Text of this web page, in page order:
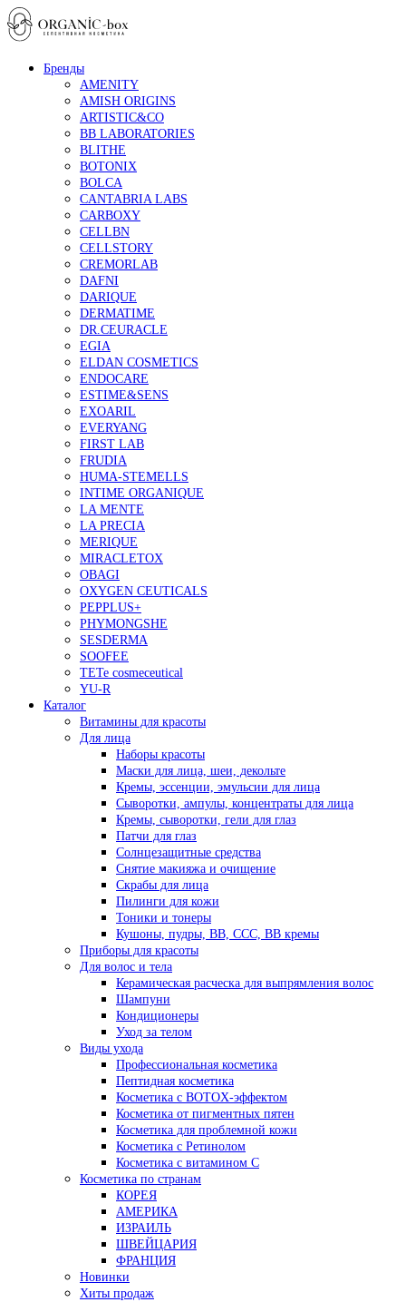
Бренды
AMENITY
AMISH ORIGINS
ARTISTIC&CO
BB LABORATORIES
BLITHE
BOTONIX
BOLCA
CANTABRIA LABS
CARBOXY
CELLBN
CELLSTORY
CREMORLAB
DAFNI
DARIQUE
DERMATIME
DR.CEURACLE
EGIA
ELDAN COSMETICS
ENDOCARE
ESTIME&SENS
EXOARIL
EVERYANG
FIRST LAB
FRUDIA
HUMA-STEMELLS
INTIME ORGANIQUE
LA MENTE
LA PRECIA
MERIQUE
MIRACLETOX
OBAGI
OXYGEN CEUTICALS
PEPPLUS+
PHYMONGSHE
SESDERMA
SOOFEE
TETe cosmeceutical
YU-R
Каталог
Витамины для красоты
Для лица
Наборы красоты
Маски для лица, шеи, декольте
Кремы, эссенции, эмульсии для лица
Сыворотки, ампулы, концентраты для лица
Кремы, сыворотки, гели для глаз
Патчи для глаз
Солнцезащитные средства
Снятие макияжа и очищение
Скрабы для лица
Пилинги для кожи
Тоники и тонеры
Кушоны, пудры, ВВ, ССС, ВВ кремы
Приборы для красоты
Для волос и тела
Керамическая расческа для выпрямления волос
Шампуни
Кондиционеры
Уход за телом
Виды ухода
Профессиональная косметика
Пептидная косметика
Косметика с BOTOX-эффектом
Косметика от пигментных пятен
Косметика для проблемной кожи
Косметика с Ретинолом
Косметика с витамином С
Косметика по странам
КОРЕЯ
АМЕРИКА
ИЗРАИЛЬ
ШВЕЙЦАРИЯ
ФРАНЦИЯ
Новинки
Хиты продаж